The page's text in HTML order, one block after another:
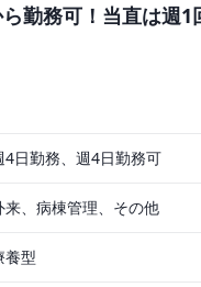
ら勤務可！当直は
4日勤務、週4日勤務可
来、病棟管理、その他
養型